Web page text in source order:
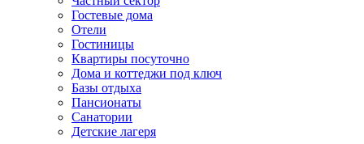
Гостевые дома
Отели
Гостиницы
Квартиры посуточно
Дома и коттеджи под ключ
Базы отдыха
Пансионаты
Санатории
Детские лагеря